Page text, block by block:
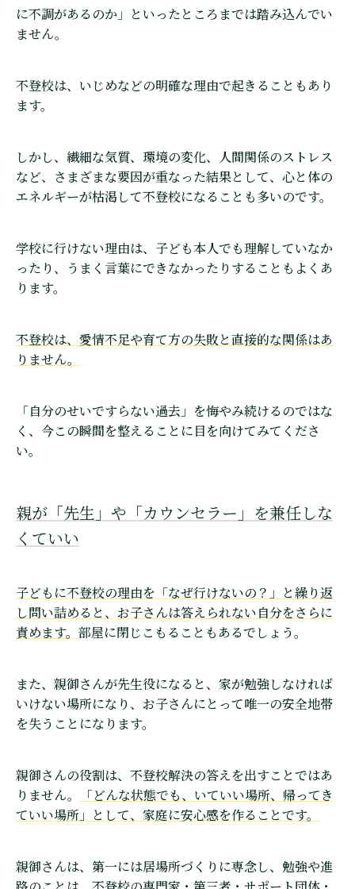
に不調があるのか」といったところまでは踏み込んでい
ません。
不登校は、いじめなどの明確な理由で起きることもあり
ます。
しかし、繊細な気質、環境の変化、人間関係のストレス
など、さまざまな要因が重なった結果として、心と体の
エネルギーが枯渇して不登校になることも多いのです。
学校に行けない理由は、子ども本人でも理解していなか
ったり、うまく言葉にできなかったりすることもよくあ
ります。
不登校は、愛情不足や育て方の失敗と直接的な関係はあ
りません。
「自分のせいですらない過去」を悔やみ続けるのではな
く、今この瞬間を整えることに目を向けてみてくださ
い。
親が「先生」や「カウンセラー」を兼任しな
くていい
子どもに不登校の理由を「なぜ行けないの？」と繰り返
し問い詰めると、お子さんは答えられない自分をさらに
責めます。 部屋に閉じこもることもあるでしょう。
また、親御さんが先生役になると、家が勉強しなければ
いけない場所になり、お子さんにとって唯一の安全地帯
を失うことになります。
親御さんの役割は、不登校解決の答えを出すことではあ
りません。
「どんな状態でも、いていい場所、帰ってき
ていい場所」として、家庭に安心感を作ることです。
親御さんは、第一には居場所づくりに専念し、勉強や進